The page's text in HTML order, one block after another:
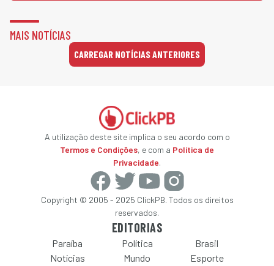
MAIS NOTÍCIAS
CARREGAR NOTÍCIAS ANTERIORES
A utilização deste site implica o seu acordo com o
Termos e Condições, e com a Política de
Privacidade.
Copyright © 2005 - 2025 ClickPB. Todos os direitos
reservados.
EDITORIAS
Paraíba Política
Brasil
Notícias
Mundo Esporte